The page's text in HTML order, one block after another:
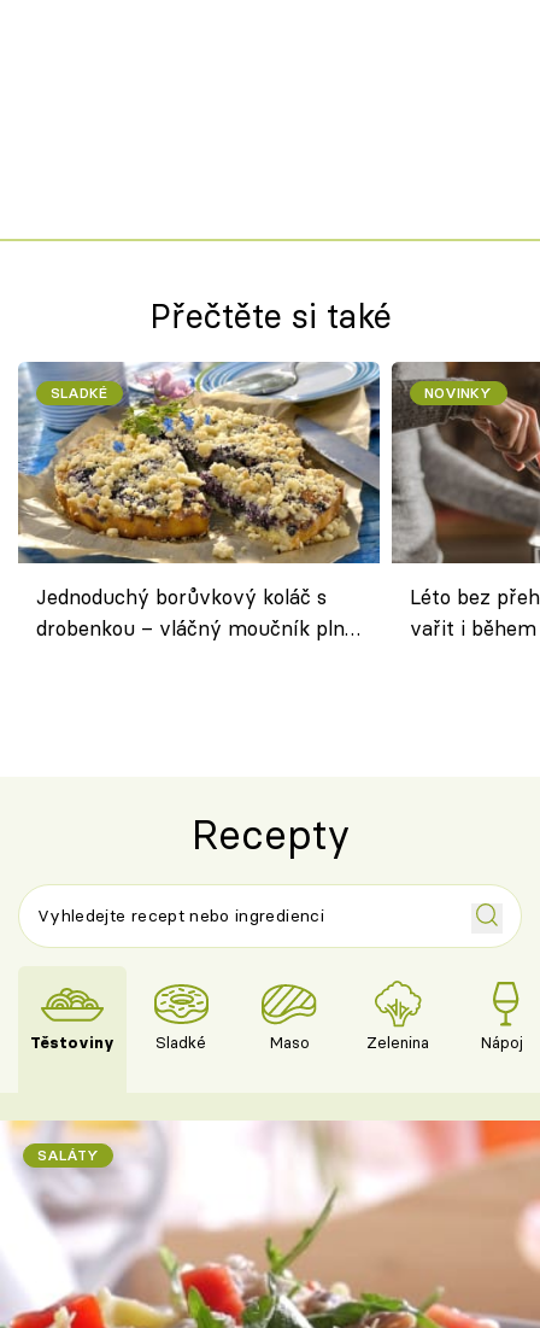
Přečtěte si také
SLADKÉ
Jednoduchý borůvkový koláč s
drobenkou – vláčný moučník plný
NOVINKY
Léto bez
vařit i
Recepty
Těstoviny Sladké Maso Zelenina Nápoje
SALÁTY